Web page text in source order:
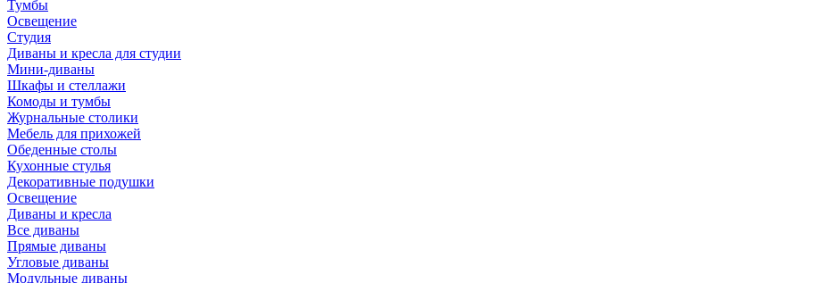
Тумбы
Освещение
Студия
Диваны и кресла для студии
Мини-диваны
Шкафы и стеллажи
Комоды и тумбы
Журнальные столики
Мебель для прихожей
Обеденные столы
Кухонные стулья
Декоративные подушки
Освещение
Диваны и кресла
Все диваны
Прямые диваны
Угловые диваны
Модульные диваны